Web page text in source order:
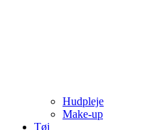
Hudpleje
Make-up
Tøj